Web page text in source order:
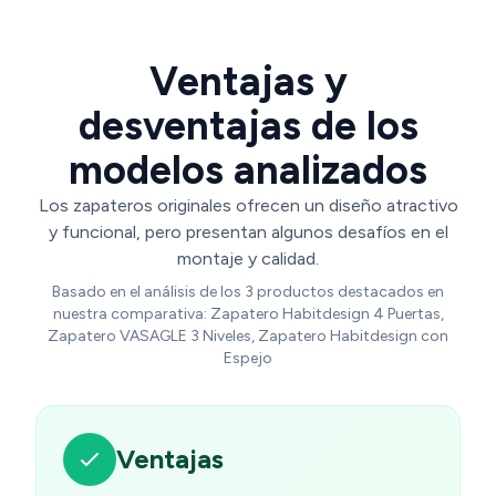
Ventajas y
desventajas de los
modelos analizados
Los zapateros originales ofrecen un diseño atractivo
y funcional, pero presentan algunos desafíos en el
montaje y calidad.
Basado en el análisis de los 3 productos destacados en
nuestra comparativa: Zapatero Habitdesign 4 Puertas,
Zapatero VASAGLE 3 Niveles, Zapatero Habitdesign con
Espejo
Ventajas